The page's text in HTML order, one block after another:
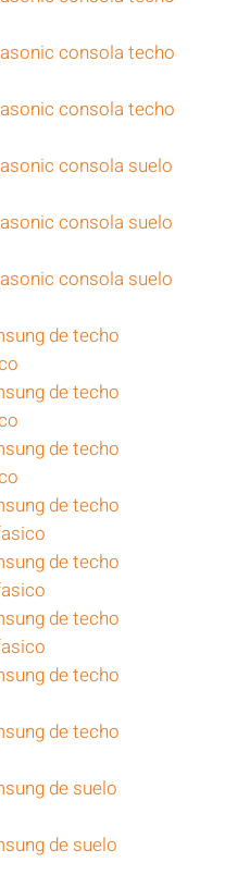
consola techo
consola techo
consola suelo
consola suelo
consola suelo
de techo
de techo
de techo
de techo
de techo
de techo
de techo
de techo
de suelo
de suelo